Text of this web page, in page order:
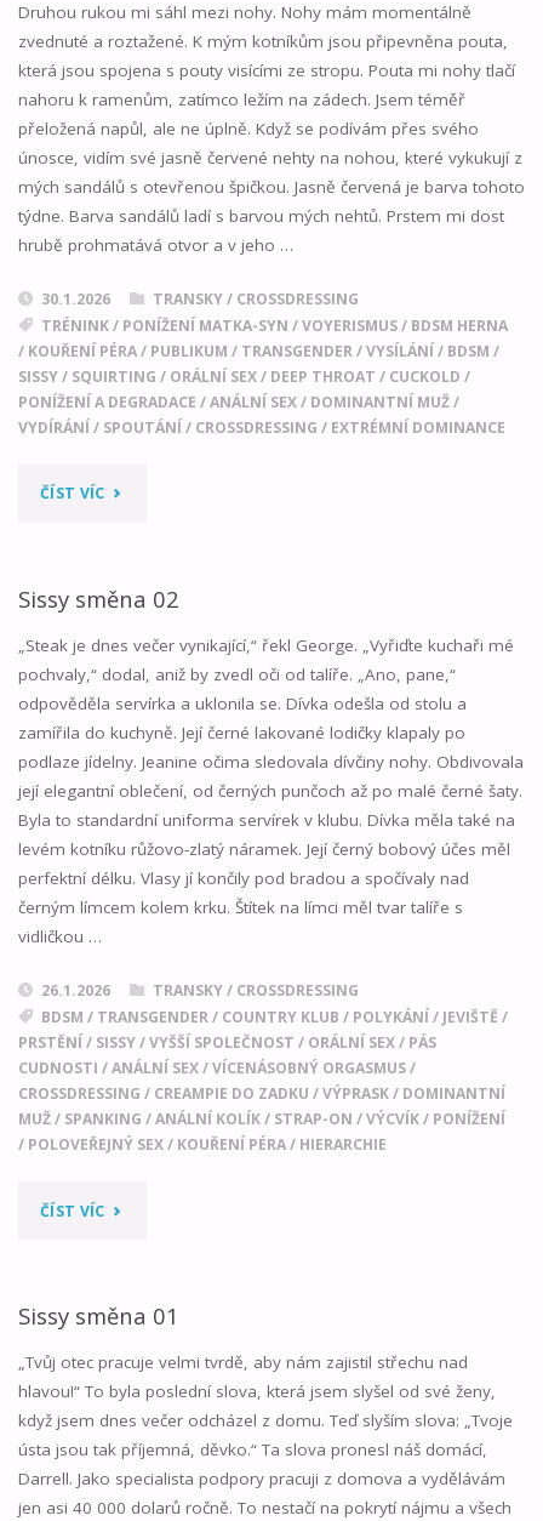
Druhou rukou mi sáhl mezi nohy. Nohy mám momentálně
zvednuté a roztažené. K mým kotníkům jsou připevněna pouta,
která jsou spojena s pouty visícími ze stropu. Pouta mi nohy tlačí
nahoru k ramenům, zatímco ležím na zádech. Jsem téměř
přeložená napůl, ale ne úplně. Když se podívám přes svého
únosce, vidím své jasně červené nehty na nohou, které vykukují z
mých sandálů s otevřenou špičkou. Jasně červená je barva tohoto
týdne. Barva sandálů ladí s barvou mých nehtů. Prstem mi dost
hrubě prohmatává otvor a v jeho …
30.1.2026
TRANSKY / CROSSDRESSING
TRÉNINK/ PONÍŽENÍ MATKA-SYN /VOYERISMUS/ BDSM HERNA
/ KOUŘENÍ PÉRA/ PUBLIKUM / TRANSGENDER/VYSÍLÁNÍ / BDSM /
SISSY/ SQUIRTING / ORÁLNÍ SEX/ DEEP THROAT / CUCKOLD /
PONÍŽENÍ A DEGRADACE /ANÁLNÍ SEX/ DOMINANTNÍ MUŽ/
VYDÍRÁNÍ / SPOUTÁNÍ / CROSSDRESSING / EXTRÉMNÍ DOMINANCE
ČÍST VÍC"SISSY
03"
Sissy směna 02
„Steak je dnes večer vynikající,“ řekl George. „Vyřiďte kuchaři mé
pochvaly,“ dodal, aniž by zvedl oči od talíře. „Ano, pane,“
odpověděla servírka a uklonila se. Dívka odešla od stolu a
zamířila do kuchyně. Její černé lakované lodičky klapaly po
podlaze jídelny. Jeanine očima sledovala dívčiny nohy. Obdivovala
její elegantní oblečení, od černých punčoch až po malé černé šaty.
Byla to standardní uniforma servírek v klubu. Dívka měla také na
levém kotníku růžovo-zlatý náramek. Její černý bobový účes měl
perfektní délku. Vlasy jí končily pod bradou a spočívaly nad
černým límcem kolem krku. Štítek na límci měl tvar talíře s
vidličkou …
26.1.2026
TRANSKY / CROSSDRESSING
BDSM / TRANSGENDER/ COUNTRY KLUB / POLYKÁNÍ / JEVIŠTĚ /
PRSTĚNÍ / SISSY/VYŠŠÍ SPOLEČNOST / ORÁLNÍ SEX/ PÁS
CUDNOSTI /ANÁLNÍ SEX/VÍCENÁSOBNÝ ORGASMUS/
CROSSDRESSING / CREAMPIE DO ZADKU /VÝPRASK/ DOMINANTNÍ
MUŽ/ SPANKING /ANÁLNÍ KOLÍK/ STRAP-ON /VÝCVÍK/ PONÍŽENÍ
/ POLOVEŘEJNÝ SEX/ KOUŘENÍ PÉRA/ HIERARCHIE
ČÍST VÍC"SISSY
02"
Sissy směna 01
„Tvůj otec pracuje velmi tvrdě, aby nám zajistil střechu nad
hlavou!“ To byla poslední slova, která jsem slyšel od své ženy,
když jsem dnes večer odcházel z domu. Teď slyším slova: „Tvoje
ústa jsou tak příjemná, děvko.“ Ta slova pronesl náš domácí,
Darrell. Jako specialista podpory pracuji z domova a vydělávám
jen asi 40 000 dolarů ročně. To nestačí na pokrytí nájmu a všech